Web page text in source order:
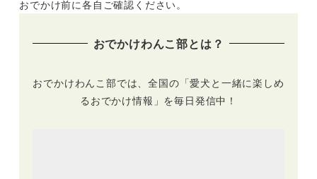
おでかけ前に各自ご確認ください。
おでかけわんこ部とは？
おでかけわんこ部では、全国の「愛犬と一緒に楽しめ
るおでかけ情報」を毎日発信中！